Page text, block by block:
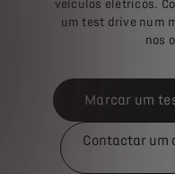
veículos elétricos.
um test drive num
nos
Marcar um
Contactar um